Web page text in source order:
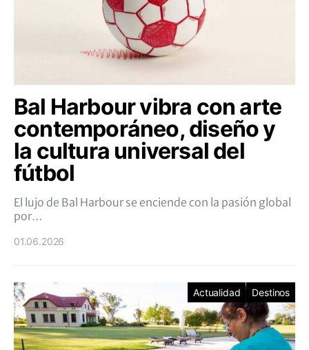
Bal Harbour vibra con arte
contemporáneo, diseño y
la cultura universal del
fútbol
El lujo de Bal Harbour se enciende con la pasión global
por…
01.06.2026
Actualidad Destinos